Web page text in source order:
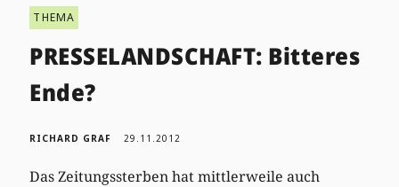
THEMA
PRESSELANDSCHAFT: Bitteres
Ende?
RICHARD GRAF 29.11.2012
Das Zeitungssterben hat mittlerweile auch